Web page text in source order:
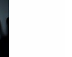
horreur-
#info